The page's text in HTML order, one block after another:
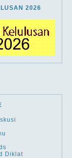
2026
Diklat